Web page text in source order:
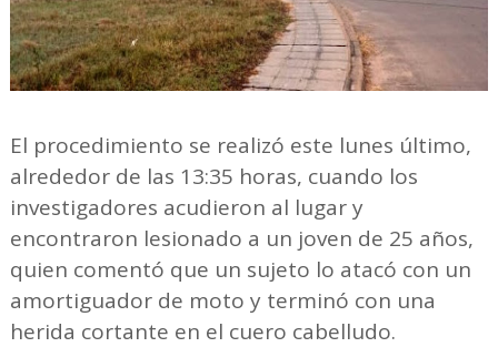
El procedimiento se realizó este lunes último,
alrededor de las 13:35 horas, cuando los
investigadores acudieron al lugar y
encontraron lesionado a un joven de 25 años,
quien comentó que un sujeto lo atacó con un
amortiguador de moto y terminó con una
herida cortante en el cuero cabelludo.